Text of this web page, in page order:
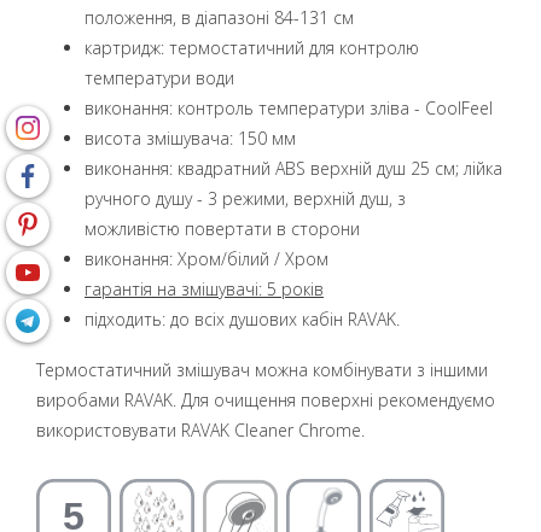
положення, в діапазоні 84-131 см
картридж: термостатичний для контролю
температури води
виконання: контроль температури зліва - CoolFeel
висота змішувача: 150 мм
виконання: квадратний ABS верхній душ 25 см; лійка
ручного душу - 3 режими, верхній душ, з
можливістю повертати в сторони
виконання: Хром/білий / Хром
гарантія на змішувачі: 5 років
підходить: до всіх душових кабін RAVAK.
Термостатичний змішувач можна комбінувати з іншими
виробами RAVAK. Для очищення поверхні рекомендуємо
використовувати RAVAK Cleaner Chrome.